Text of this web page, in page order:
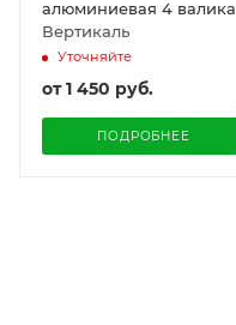
алюминиевая 4 валика
Вертикаль
Уточняйте
от1 450 руб.
ПОДРОБНЕЕ